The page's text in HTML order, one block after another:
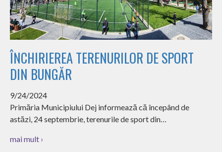
ÎNCHIRIEREA TERENURILOR DE SPORT
DIN BUNGĂR
9/24/2024
Primăria Municipiului Dej informează că începând de
astăzi, 24 septembrie, terenurile de sport din…
mai mult ›